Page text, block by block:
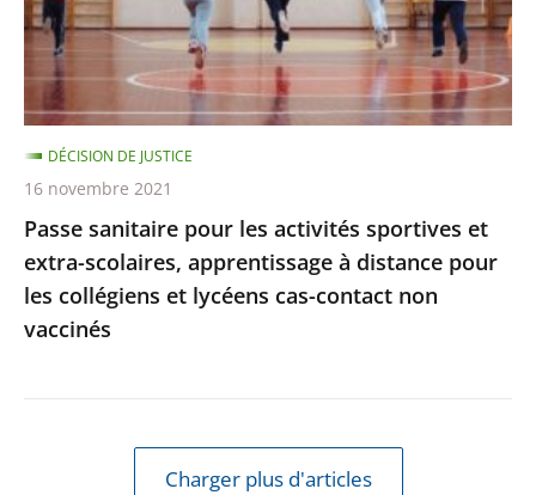
et
extra-
scolaires,
apprentissage
à
distance
pour
les
collégiens
et
Passe sanitaire pour les activités sportives et
extra-scolaires, apprentissage à distance pour
les collégiens et lycéens cas-contact non
vaccinés
DÉCISION DE JUSTICE
16 novembre 2021
Charger plus d'articles